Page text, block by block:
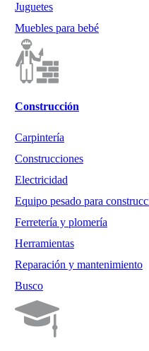
Juguetes
Muebles para bebé
Construcción
Carpintería
Construcciones
Electricidad
Equipo pesado para
Ferretería y plomería
Herramientas
Reparación y mantenimiento
Busco